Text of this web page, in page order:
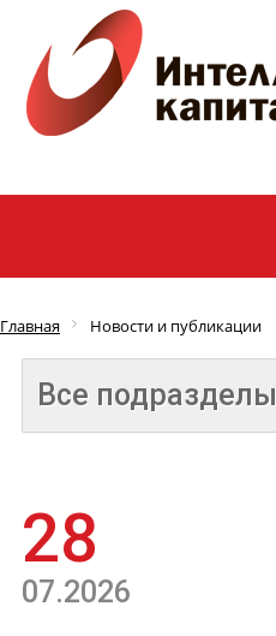
Главная Новости и публикации
28
07.2026
Все подразделы